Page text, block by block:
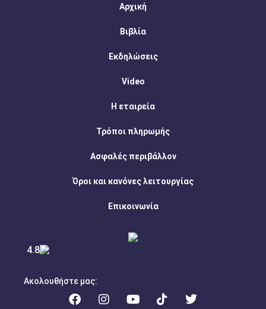
4.8
Αρχική
Βιβλία
Εκδηλώσεις
Video
Η εταιρεία
Τρόποι πληρωμής
Ασφαλές περιβάλλον
Όροι και κανόνες λειτουργίας
Επικοινωνία
Ακολουθήστε μας: